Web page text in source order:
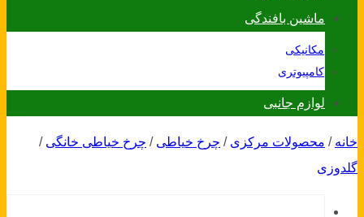
ماشین بافندگی
مکانیکی
کامپیوتری
لوازم جانبی
خانه / محصولات مرکزی / چرخ خیاطی / چرخ خیاطی خانگی /
گلدوزی